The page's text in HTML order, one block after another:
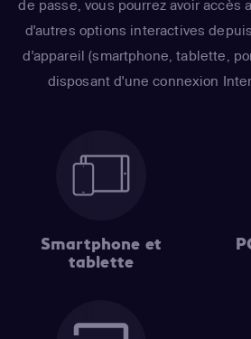
de passe, vous pourrez avoir accès
d'autres options interactives
d'appareil (smartphone, tablette,
disposant d'une connexion
Smartphone et
tablette